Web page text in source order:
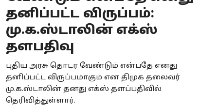
Business
Crime
National
World
தனிப்பட்ட விருப்பம்:
மு.க.ஸ்டாலின் எக்ஸ்
தளபதிவு
புதிய அரசு தொடர வேண்டும் என்பதே எனது
தனிப்பட்ட விருப்பமாகும் என திமுக தலைவர்
மு.க.ஸ்டாலின் தனது எக்ஸ் தளப்பதிவில்
தெரிவித்துள்ளார்.